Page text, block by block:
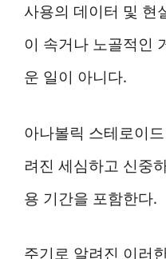
사용의 데이터 및 현
이 속거나 노골적인
운 일이 아니다.
아나볼릭 스테로이
려진 세심하고 신중
용 기간을 포함한다.
주기로 알려진 이러